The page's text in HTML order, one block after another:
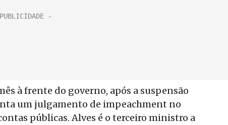
à frente do governo, após a suspensão
um julgamento de impeachment no
públicas. Alves é o terceiro ministro a